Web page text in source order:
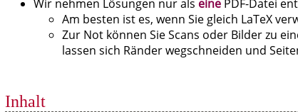
Wir nehmen Lösungen nur als eine PDF-Datei
Am besten ist es, wenn Sie gleich LaTeX
Zur Not können Sie Scans oder Bilder zu
lassen sich Ränder wegschneiden und
Inhalt